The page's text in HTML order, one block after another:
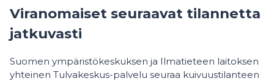
Viranomaiset seuraavat tilannetta
jatkuvasti
Suomen ympäristökeskuksen ja Ilmatieteen laitoksen
yhteinen Tulvakeskus-palvelu seuraa kuivuustilanteen